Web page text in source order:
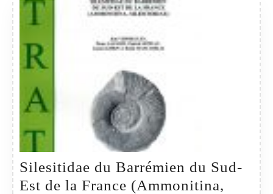
Silesitidae du Barrémien du Sud-
Est de la France (Ammonitina,